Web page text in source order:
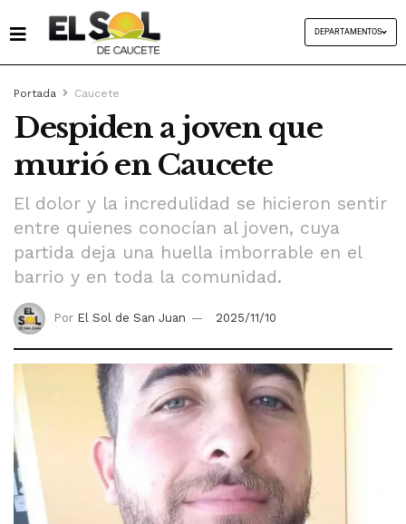
DEPARTAMENTOS
Portada Caucete
Despiden a joven que
murió en Caucete
El dolor y la incredulidad se hicieron sentir
entre quienes conocían al joven, cuya
partida deja una huella imborrable en el
barrio y en toda la comunidad.
Por El Sol de San Juan 2025/11/10